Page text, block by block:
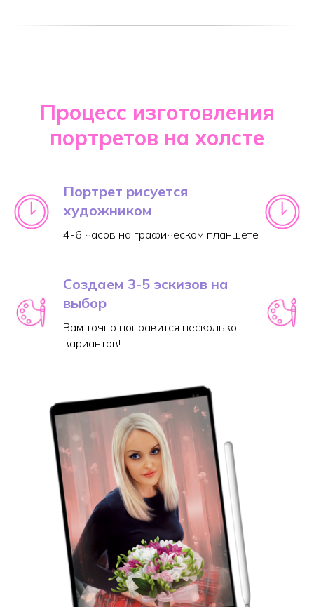
Процесс изготовления
портретов на холсте
Портрет рисуется
художником
4-6 часов на графическом планшете
Создаем 3-5 эскизов на
выбор
Вам точно понравится несколько
вариантов!